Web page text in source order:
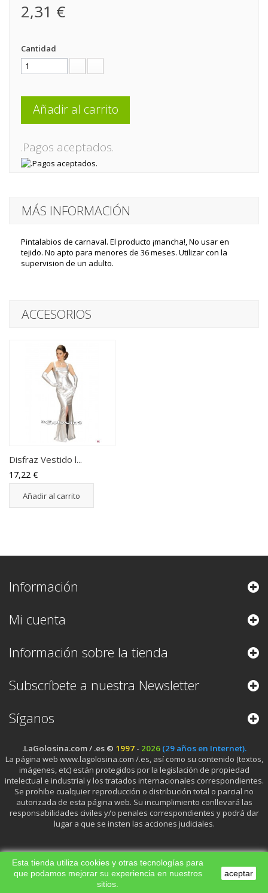
2,31 €
Cantidad
Añadir al carrito
.Pagos aceptados.
MÁS INFORMACIÓN
Pintalabios de carnaval. El producto ¡mancha!, No usar en
tejido. No apto para menores de 36 meses. Utilizar con la
supervision de un adulto.
ACCESORIOS
Disfraz Vestido l...
17,22 €
Añadir al carrito
Información
Mi cuenta
Información sobre la tienda
Subscríbete a nuestra Newsletter
Síganos
.LaGolosina.com / .es © 1997- 2026 (29 años en Internet).
La página web www.lagolosina.com /.es, así como su contenido (textos,
imágenes, etc) están protegidos por la legislación de propiedad
intelectual e industrial y los tratados internacionales correspondientes.
Se prohibe cualquier reproducción o distribución total o parcial no
autorizada de esta página web. Su incumplimiento conllevará las
responsabilidades civiles y/o penales correspondientes y podrá dar
lugar a que se insten las acciones judiciales.
Esta tienda utiliza cookies y otras tecnologías para
que podamos mejorar su experiencia en nuestros
sitios.
aceptar